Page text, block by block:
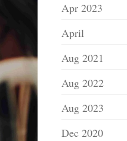
Apr 2023
April
Aug 2021
Aug 2022
Aug 2023
Dec 2020